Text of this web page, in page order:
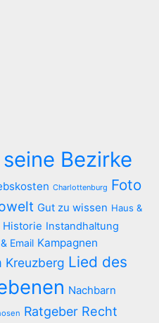
Bezirke
Charlottenburg Foto
Gut zu wissen Haus &
Historie Instandhaltung
Email Kampagnen
Kreuzberg Lied des
Nachbarn
Ratgeber Recht